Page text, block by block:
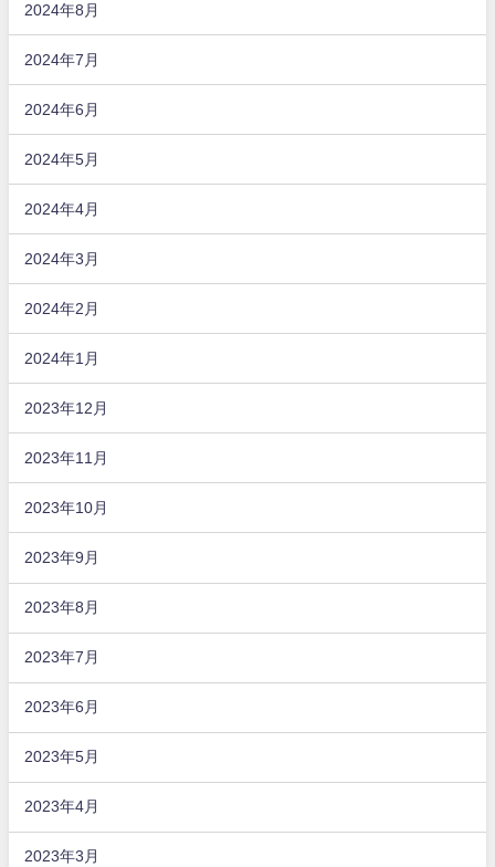
2024年8月
2024年7月
2024年6月
2024年5月
2024年4月
2024年3月
2024年2月
2024年1月
2023年12月
2023年11月
2023年10月
2023年9月
2023年8月
2023年7月
2023年6月
2023年5月
2023年4月
2023年3月